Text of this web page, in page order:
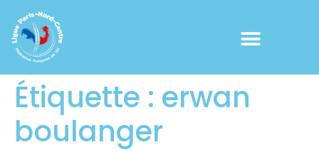
Étiquette : erwan
boulanger